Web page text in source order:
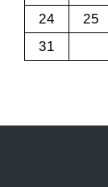
24
25
31